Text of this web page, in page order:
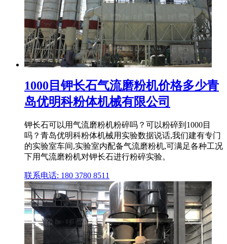
1000目钾长石气流磨粉机价格多少青
岛优明科粉体机械有限公司
钾长石可以用气流磨粉机粉碎吗？可以粉碎到1000目
吗？青岛优明科粉体机械用实验数据说话,我们建有专门
的实验室车间,实验室内配备气流磨粉机,可满足各种工况
下用气流磨粉机对钾长石进行粉碎实验。
联系电话: 180 3780 8511